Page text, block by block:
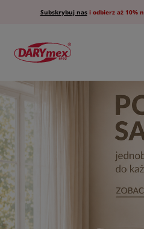
Subskrybuj nasi odbierz aż 10%